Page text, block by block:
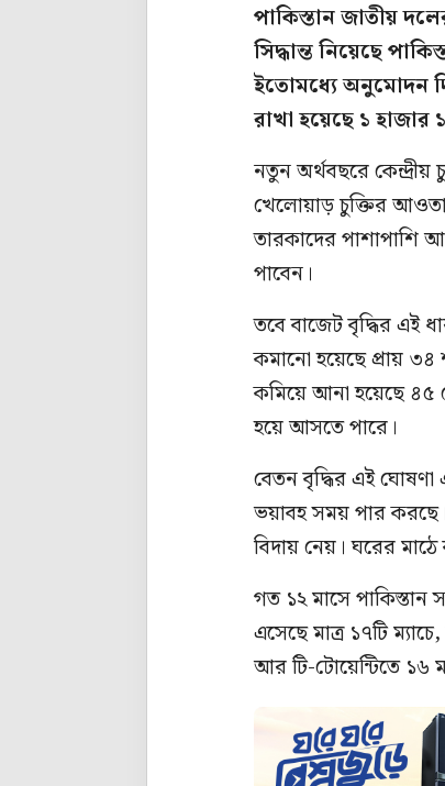
পাকিস্তান জাতীয়
সিদ্ধান্ত নিয়েছে
ইতোমধ্যে অনুমোদন
রাখা হয়েছে ১
নতুন অর্থবছরে
খেলোয়াড় চুক্তির
তারকাদের
পাবেন।
তবে বাজেট বৃদ্ধির এই
কমানো হয়েছে প্রায়
কমিয়ে আনা হয়েছে ৪৫
হয়ে আসতে পারে।
বেতন বৃদ্ধির এই
ভয়াবহ সময় পার করছে।
বিদায় নেয়। ঘরের
গত ১২ মাসে পাকিস্তান
এসেছে মাত্র ১৭টি
আর টি-টোয়েন্টিতে ১৬